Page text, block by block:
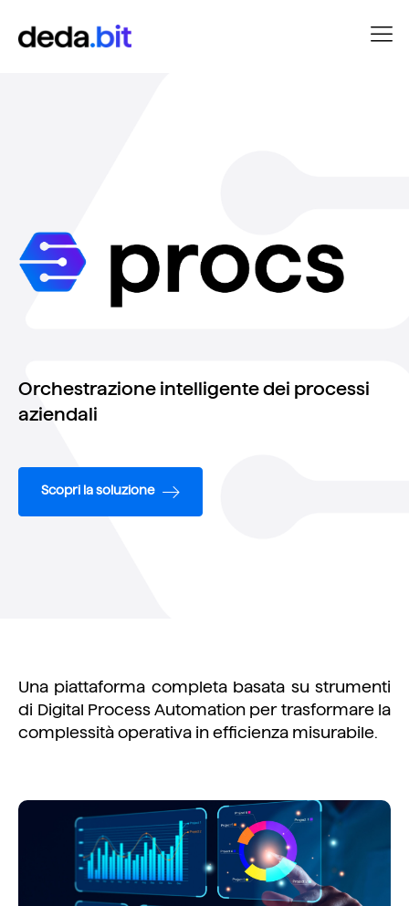
Orchestrazione intelligente dei processi
aziendali
Scopri la soluzione
Una piattaforma completa basata su strumenti
di Digital Process Automation per trasformare la
complessità operativa in efficienza misurabile.